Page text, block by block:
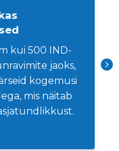
kui 500 IND-
jaoks,
kogemusi
mis näitab